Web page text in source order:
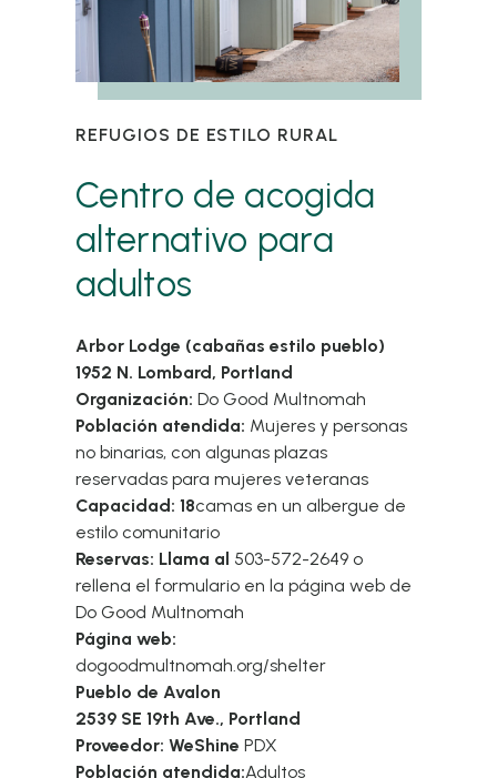
REFUGIOS DE ESTILO RURAL
Centro de acogida
alternativo para
adultos
Arbor Lodge (cabañas estilo pueblo)
1952 N. Lombard, Portland
Organización: Do Good Multnomah
Población atendida: Mujeres y personas
no binarias, con algunas plazas
reservadas para mujeres veteranas
Capacidad: 18camas en un albergue de
estilo comunitario
Reservas: Llama al 503-572-2649 o
rellena el formulario en la página web de
Do Good Multnomah
Página web:
dogoodmultnomah.org/shelter
Pueblo de Avalon
2539 SE 19th Ave., Portland
Proveedor: WeShine PDX
Población atendida:Adultos